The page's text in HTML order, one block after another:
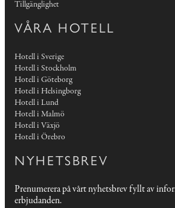
Tillgänglighet
VÅRA HOTELL
Hotell i Sverige
Hotell i Stockholm
Hotell i Göteborg
Hotell i Helsingborg
Hotell i Lund
Hotell i Malmö
Hotell i Växjö
Hotell i Örebro
NYHETSBREV
Prenumerera på vårt nyhetsbrev fyllt av
erbjudanden.